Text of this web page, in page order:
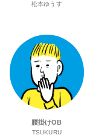
松本ゆうす
腰掛けOB
TSUKURU